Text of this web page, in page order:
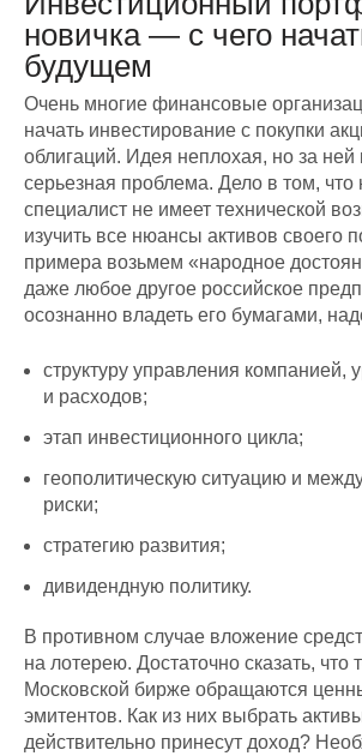
новичка — с чего
будущем
Очень многие финансовые
начать инвестирование с покупки
облигаций. Идея неплохая, но за ней
серьезная проблема. Дело в том,
специалист не имеет технической
изучить все нюансы активов своего
примера возьмем «народное
даже любое другое российское
осознанно владеть его бумагами,
структуру управления компанией,
и расходов;
этап инвестиционного цикла;
геополитическую ситуацию и
риски;
стратегию развития;
дивидендную политику.
В противном случае вложение
на лотерею. Достаточно сказать, что
Московской бирже обращаются
эмитентов. Как из них выбрать
действительно принесут доход?